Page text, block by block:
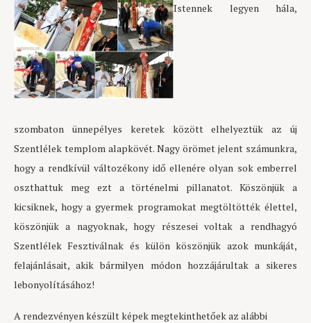
Istennek legyen hála,
szombaton ünnepélyes keretek között elhelyeztük az új
Szentlélek templom alapkövét. Nagy örömet jelent számunkra,
hogy a rendkívül változékony idő ellenére olyan sok emberrel
oszthattuk meg ezt a történelmi pillanatot. Köszönjük a
kicsiknek, hogy a gyermek programokat megtöltötték élettel,
köszönjük a nagyoknak, hogy részesei voltak a rendhagyó
Szentlélek Fesztiválnak és külön köszönjük azok munkáját,
felajánlásait, akik bármilyen módon hozzájárultak a sikeres
lebonyolításához!
A rendezvényen készült képek megtekinthetőek az alábbi